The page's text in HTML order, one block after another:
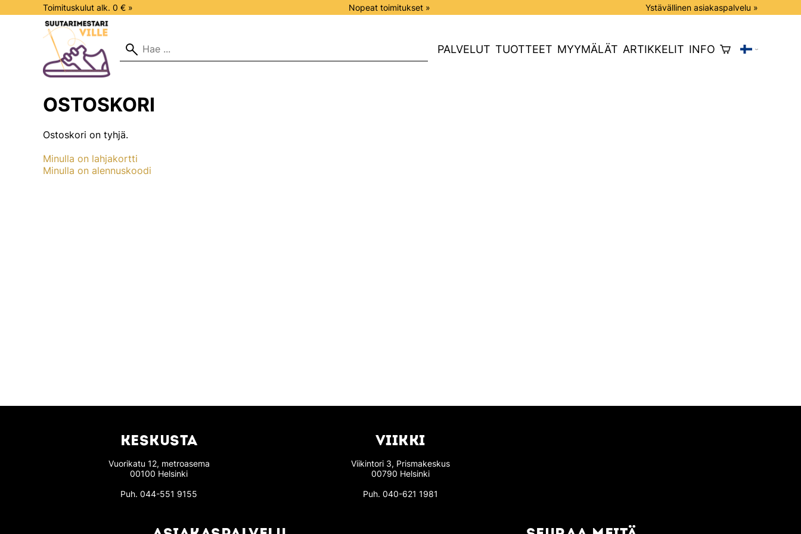
Toimituskulut alk. 0 € » Nopeat toimitukset » Ystävällinen asiakaspalvelu »
PALVELUT TUOTTEET MYYMÄLÄT ARTIKKELIT INFO
OSTOSKORI
Ostoskori on tyhjä.
Minulla on lahjakortti
Minulla on alennuskoodi
KESKUSTA
Vuorikatu 12, metroasema
00100 Helsinki
Puh.044-551 9155
VIIKKI
Viikintori 3, Prismakeskus
00790 Helsinki
Puh. 040-621 1981